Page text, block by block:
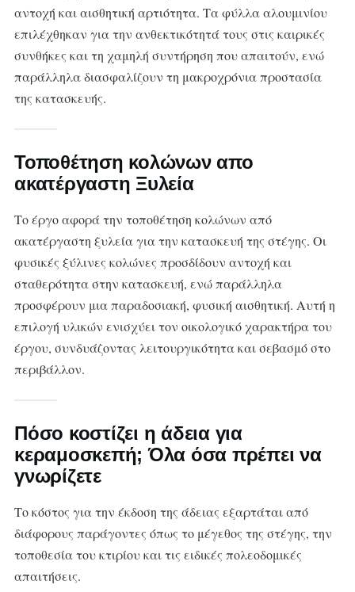
αντοχή και αισθητική αρτιότητα. Τα φύλλα αλουμινίου
επιλέχθηκαν για την ανθεκτικότητά τους στις καιρικές
συνθήκες και τη χαμηλή συντήρηση που απαιτούν, ενώ
παράλληλα διασφαλίζουν τη μακροχρόνια προστασία
της κατασκευής.
Τοποθέτηση κολώνων απο
ακατέργαστη Ξυλεία
Το έργο αφορά την τοποθέτηση κολώνων από
ακατέργαστη ξυλεία για την κατασκευή της στέγης. Οι
φυσικές ξύλινες κολώνες προσδίδουν αντοχή και
σταθερότητα στην κατασκευή, ενώ παράλληλα
προσφέρουν μια παραδοσιακή, φυσική αισθητική. Αυτή η
επιλογή υλικών ενισχύει τον οικολογικό χαρακτήρα του
έργου, συνδυάζοντας λειτουργικότητα και σεβασμό στο
περιβάλλον.
Πόσο κοστίζει η άδεια για
κεραμοσκεπή; Όλα όσα πρέπει να
γνωρίζετε
Το κόστος για την έκδοση της άδειας εξαρτάται από
διάφορους παράγοντες όπως το μέγεθος της στέγης, την
τοποθεσία του κτιρίου και τις ειδικές πολεοδομικές
απαιτήσεις.